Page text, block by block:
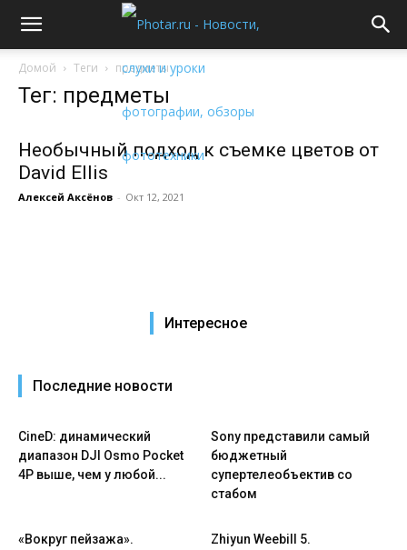
Домой Теги предметы
Тег: предметы
Необычный подход к съемке цветов от
David Ellis
Алексей Аксёнов - Окт 12, 2021
Интересное
Последние новости
CineD: динамический
диапазон DJI Osmo Pocket
4P выше, чем у любой...
Sony представили самый
бюджетный
супертелеобъектив со
стабом
«Вокруг пейзажа».
Zhiyun Weebill 5.